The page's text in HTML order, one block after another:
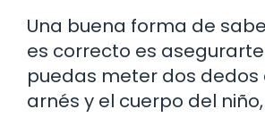
Una buena forma de
es correcto es
puedas meter dos dedos
arnés y el cuerpo del